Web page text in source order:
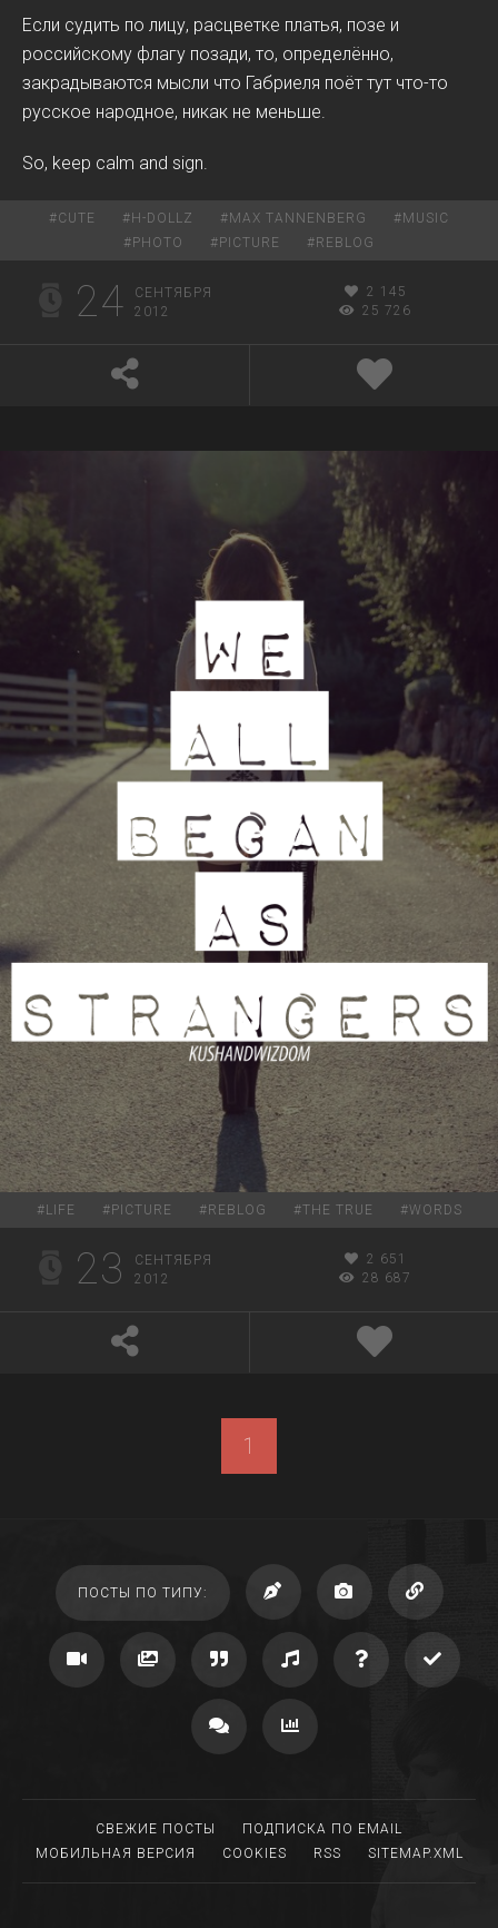
Если судить по лицу, расцветке платья, позе и
российскому флагу позади, то, определённо,
закрадываются мысли что Габриеля поёт тут что-то
русское народное, никак не меньше.
So, keep calm and sign.
#CUTE # H-DOLLZ # MAX TANNENBERG # MUSIC
# PHOTO # PICTURE # REBLOG
24
СЕНТЯБРЯ
2012
2 145
25 726
#LIFE #PICTURE #REBLOG #THE TRUE #WORDS
23
СЕНТЯБРЯ
2012
2 651
28 687
1
ПОСТЫ ПО ТИПУ:
СВЕЖИЕ ПОСТЫ
ПОДПИСКА ПО EMAIL
МОБИЛЬНАЯ ВЕРСИЯ
COOKIES RSS SITEMAP.XML